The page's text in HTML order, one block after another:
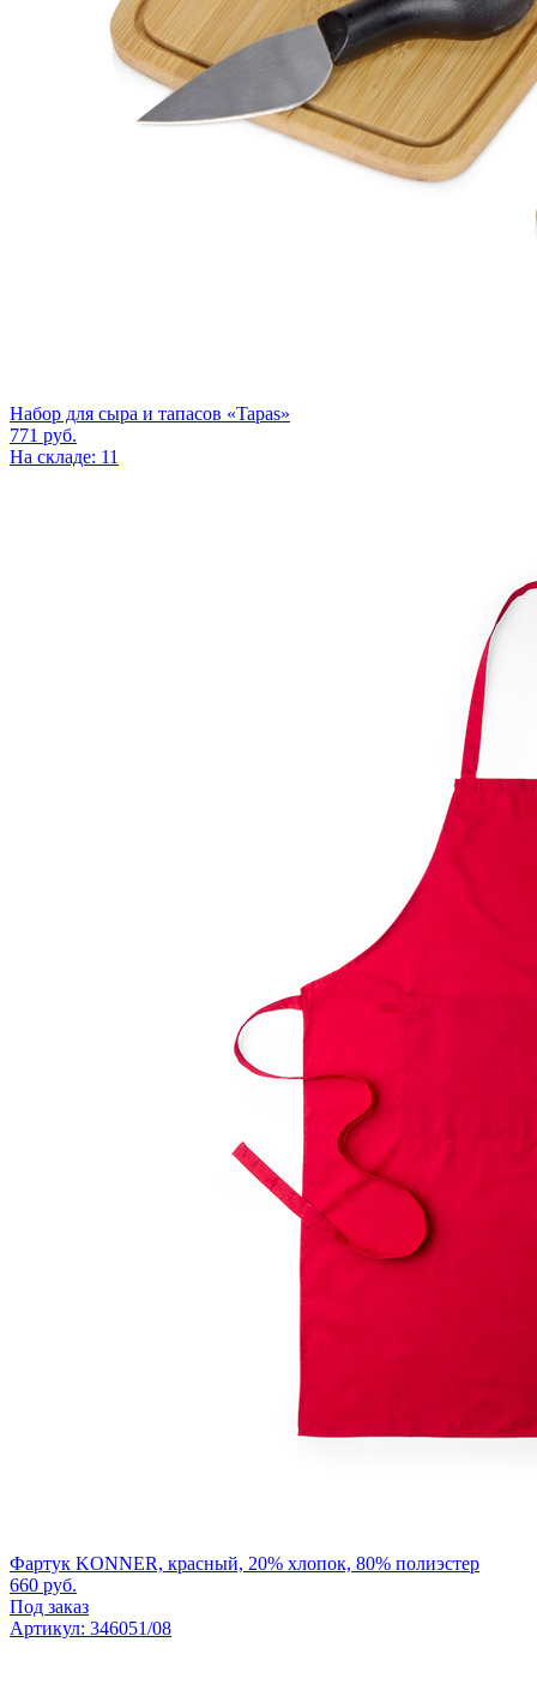
Набор для сыра и тапасов «Tapas»
771 руб.
На складе: 11
Фартук KONNER, красный, 20% хлопок, 80% полиэстер
660 руб.
Под заказ
Артикул: 346051/08